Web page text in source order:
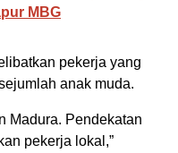
MBG
pekerja yang
anak muda.
Madura. Pendekatan
pekerja lokal,”